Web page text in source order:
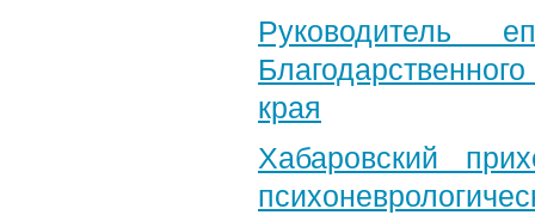
Руководитель
края
Хабаровский